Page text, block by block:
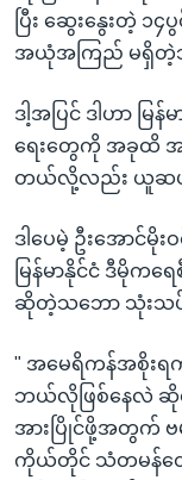
ပြီး ဆွေးနွေးတဲ့
အယုံအကြည် မရှိတဲ့
ဒါ့အပြင် ဒါဟာ မြ
ရေးတွေကို အခုထိ
တယ်လို့လည်း ယူဆပ
ဒါပေမဲ့ ဦးအောင်
မြန်မာနိုင်ငံ ဒီမိုကရ
ဆိုတဲ့သဘော သုံးသ
" အမေရိကန်အစိုးရ
ဘယ်လိုဖြစ်နေလဲ ဆို
အားပြိုင်ဖို့အတွက် ဗ
ကိုယ်တိုင် သံတမန်တွေ